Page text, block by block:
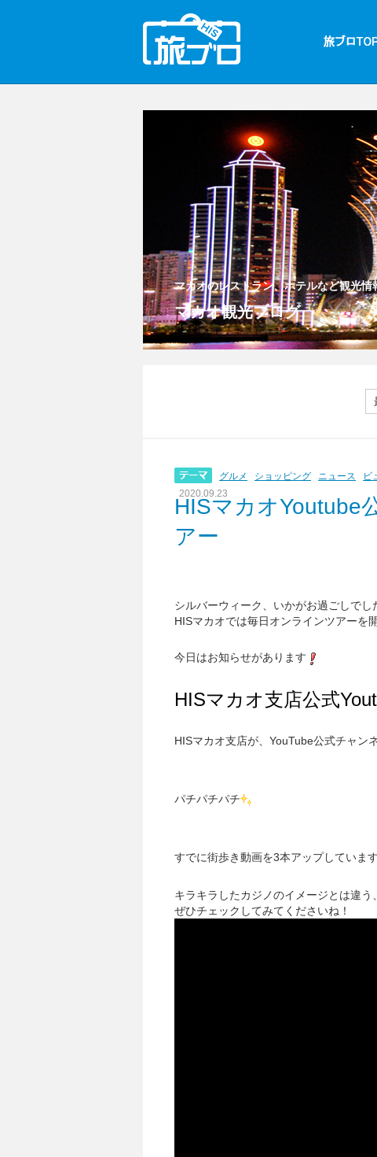
マカオのレストラン、ホテルなど観光情
マカオ観光ブログ
グルメ ショッピング ニュース ビ
2020.09.23
HISマカオYoutube
アー
シルバーウィーク、いかがお過ごしでし
HISマカオでは毎日オンラインツアーを
今日はお知らせがあります
HISマカオ支店公式
HISマカオ支店が、YouTube公式チャン
パチパチパチ
すでに街歩き動画を3本アップしています
キラキラしたカジノのイメージとは違う
ぜひチェックしてみてくださいね！